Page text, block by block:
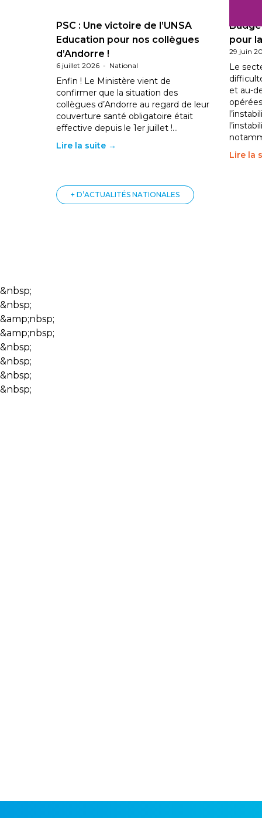
PSC : Une victoire de l’UNSA
Education pour nos collègues
d’Andorre !
6 juillet 2026 - National
Enfin ! Le Ministère vient de
confirmer que la situation des
collègues d’Andorre au regard de leur
couverture santé obligatoire était
effective depuis le 1er juillet !…
Lire la suite →
pour
29 juin
Le
et au-
Lire la
+ D’ACTUALITÉS NATIONALES
&nbsp;
&nbsp;
&amp;nbsp;
&amp;nbsp;
&nbsp;
&nbsp;
&nbsp;
&nbsp;